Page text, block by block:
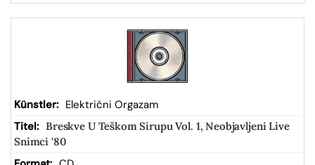
Električni Orgazam
Breskve U Teškom Sirupu Vol. 1, Neobjavljeni Live
Snimci '80